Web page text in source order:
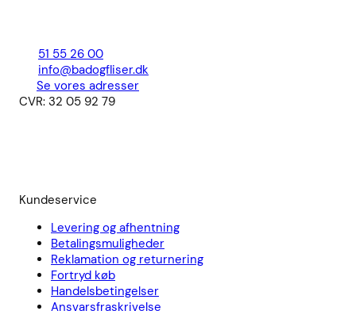
51 55 26 00
info@badogfliser.dk
Se vores adresser
CVR: 32 05 92 79
Kundeservice
Levering og afhentning
Betalingsmuligheder
Reklamation og returnering
Fortryd køb
Handelsbetingelser
Ansvarsfraskrivelse